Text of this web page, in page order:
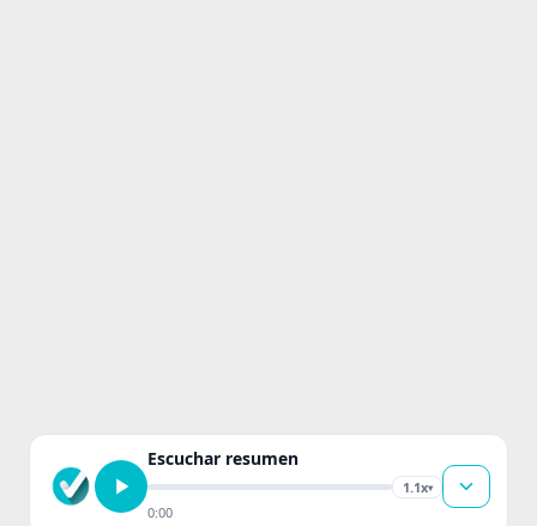
Escuchar resumen
1.1x▾
0:00